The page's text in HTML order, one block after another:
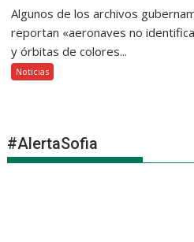
Algunos de los archivos
reportan «aeronaves no
y órbitas de colores...
Noticias
#AlertaSofia